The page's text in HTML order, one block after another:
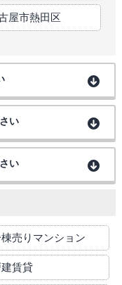
屋市熱田区
い
い
売りマンション
建賃貸